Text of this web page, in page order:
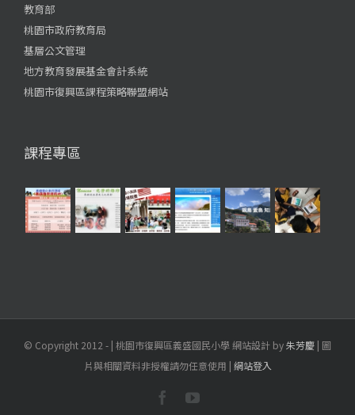
教育部
桃園市政府教育局
基層公文管理
地方教育發展基金會計系統
桃園市復興區課程策略聯盟網站
課程專區
© Copyright 2012 - | 桃園市復興區義盛國民小學 網站設計 by朱芳慶 | 圖
片與相關資料非授權請勿任意使用 | 網站登入
FacebookYouTube